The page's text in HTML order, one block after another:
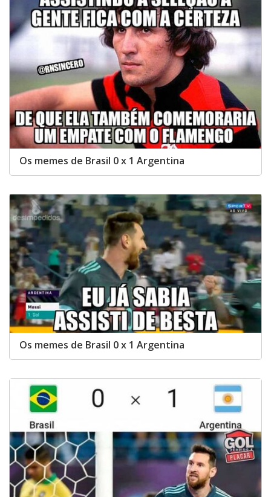
Os memes de Brasil 0 x 1 Argentina
Os memes de Brasil 0 x 1 Argentina